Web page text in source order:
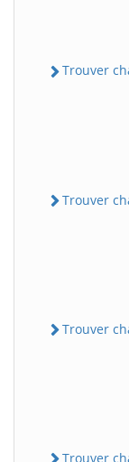
Trouver
Trouver
Trouver
Trouver